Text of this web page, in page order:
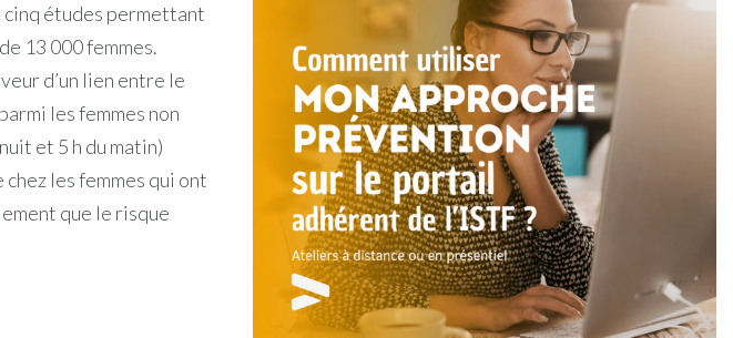
cinq études permettant
13 000 femmes.
d’un lien entre le
les femmes non
et 5 h du matin)
les femmes qui ont
que le risque